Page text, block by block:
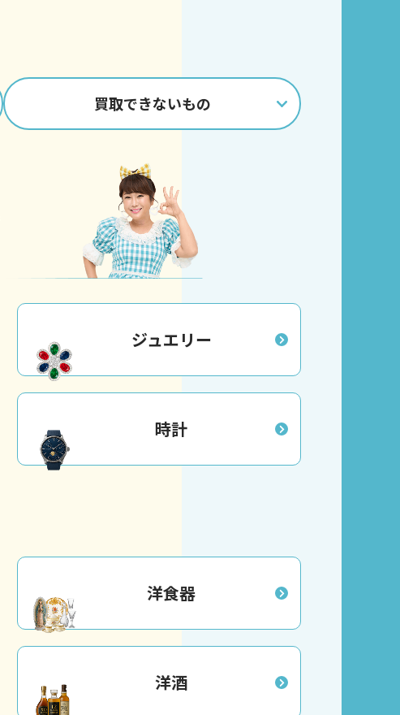
買取できないもの
ジュエリー
時計
洋食器
洋酒